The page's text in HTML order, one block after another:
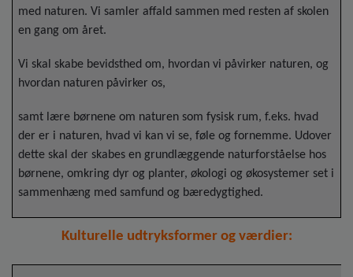
med naturen. Vi samler affald sammen med resten af skolen
en gang om året.
Vi skal skabe bevidsthed om, hvordan vi påvirker naturen, og
hvordan naturen påvirker os,
samt lære børnene om naturen som fysisk rum, f.eks. hvad
der er i naturen, hvad vi kan vi se, føle og fornemme. Udover
dette skal der skabes en grundlæggende naturforståelse hos
børnene, omkring dyr og planter, økologi og økosystemer set i
sammenhæng med samfund og bæredygtighed.
Kulturelle udtryksformer og værdier: